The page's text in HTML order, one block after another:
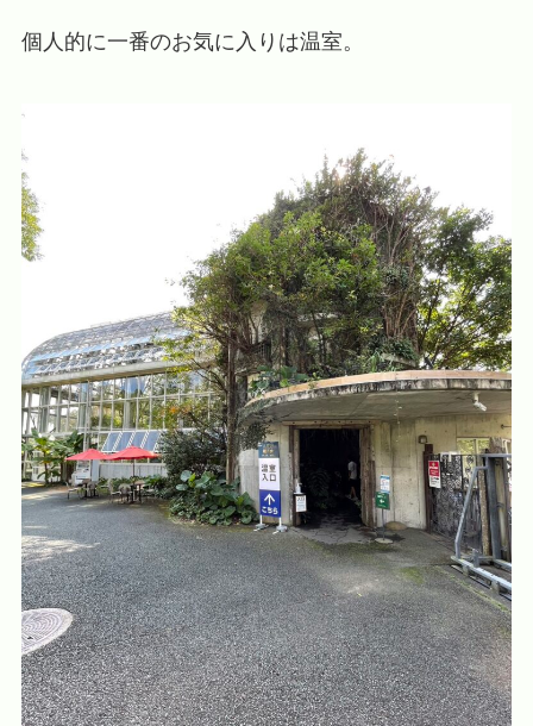
個人的に一番のお気に入りは温室。